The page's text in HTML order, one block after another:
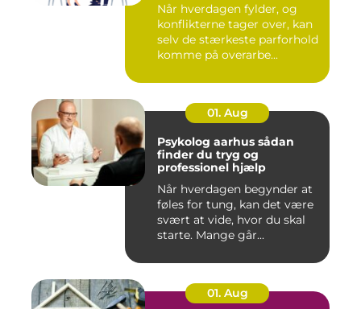
Når hverdagen fylder, og
konflikterne tager over, kan
selv de stærkeste parforhold
komme på overarbe...
01. Aug
Psykolog aarhus sådan
finder du tryg og
professionel hjælp
Når hverdagen begynder at
føles for tung, kan det være
svært at vide, hvor du skal
starte. Mange går...
01. Aug